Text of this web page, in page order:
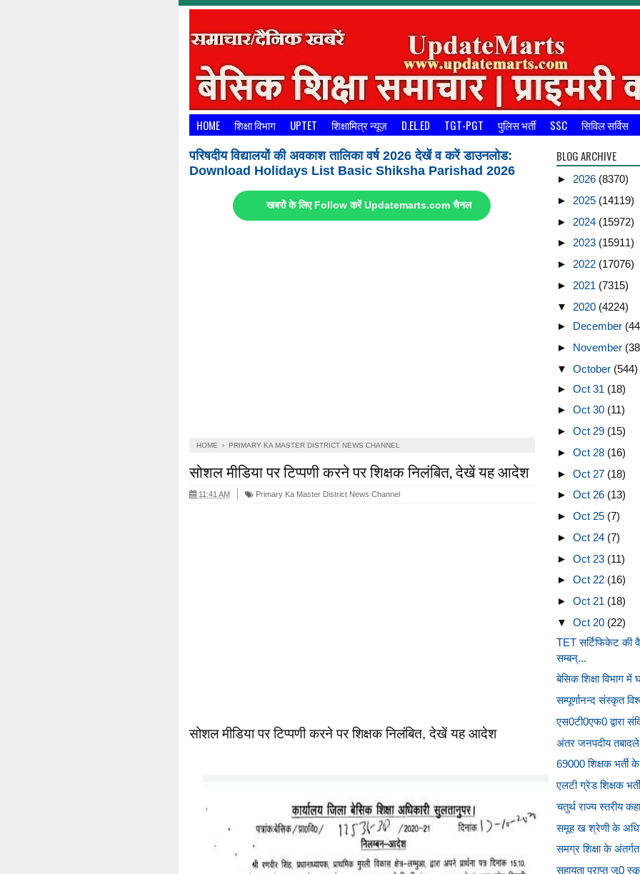
HOME शिक्षा विभाग UPTET शिक्षामित्र न्यूज़ D.EL.ED TGT-PGT पुलिस भर्ती SSC सिविल सर्विस
परिषदीय विद्यालयों की अवकाश तालिका वर्ष 2026 देखें व करें डाउनलोड:
Download Holidays List Basic Shiksha Parishad 2026
खबरों के लिए Follow करें Updatemarts.com चैनल
HOME › PRIMARY KA MASTER DISTRICT NEWS CHANNEL
सोशल मीडिया पर टिप्पणी करने पर शिक्षक निलंबित, देखें यह आदेश
11:41 AM Primary Ka Master District News Channel
सोशल मीडिया पर टिप्पणी करने पर शिक्षक निलंबित, देखें यह आदेश
BLOG ARCHIVE
► 2026 (8370)
► 2025 (14119)
► 2024 (15972)
► 2023 (15911)
► 2022 (17076)
► 2021 (7315)
▼ 2020 (4224)
► December
► November
▼ October (544)
► Oct 31 (18)
► Oct 30 (11)
► Oct 29 (15)
► Oct 28 (16)
► Oct 27 (18)
► Oct 26 (13)
► Oct 25 (7)
► Oct 24 (7)
► Oct 23 (11)
► Oct 22 (16)
► Oct 21 (18)
▼ Oct 20 (22)
TET सर्टिफिकेट की
सम्बन्...
बेसिक शिक्षा विभाग
सम्पूर्णानन्द संस्कृत
एस0टी0एफ0 द्वारा
अंतर जनपदीय
69000 शिक्षक भर्ती
एलटी ग्रेड शिक्षक
चतुर्थ राज्य स्तरीय
समूह ख श्रेणी के
समग्र शिक्षा के
सहायता प्राप्त जू0